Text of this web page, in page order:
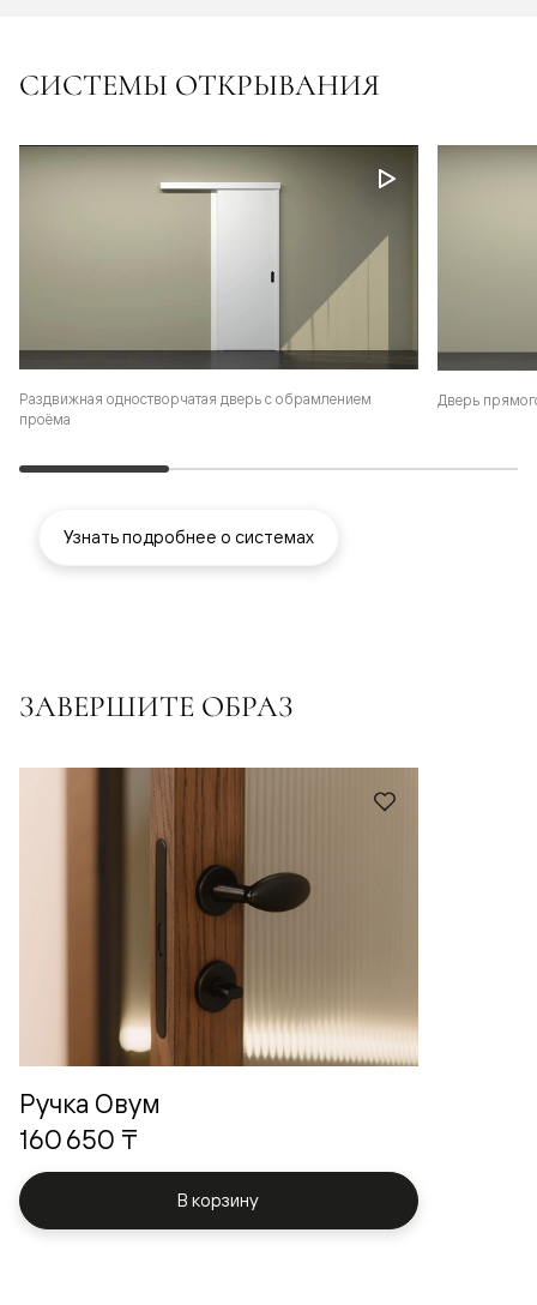
СИСТЕМЫ ОТКРЫВАНИЯ
Раздвижная одностворчатая дверь с обрамлением
проёма
Дверь
Узнать подробнее о системах
ЗАВЕРШИТЕ ОБРАЗ
Ручка Овум
160 650 ₸
В корзину